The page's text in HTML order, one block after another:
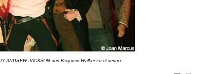
ANDREW JACKSON con Benjamin Walker en el centro